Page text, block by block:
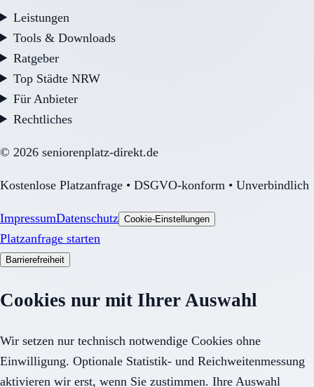
Leistungen
Tools & Downloads
Ratgeber
Top Städte NRW
Für Anbieter
Rechtliches
© 2026 seniorenplatz-direkt.de
Kostenlose Platzanfrage • DSGVO-konform • Unverbindlich
ImpressumDatenschutz Cookie-Einstellungen
Platzanfrage starten
Barrierefreiheit
Cookies nur mit Ihrer Auswahl
Wir setzen nur technisch notwendige Cookies ohne
Einwilligung. Optionale Statistik- und Reichweitenmessung
aktivieren wir erst, wenn Sie zustimmen. Ihre Auswahl